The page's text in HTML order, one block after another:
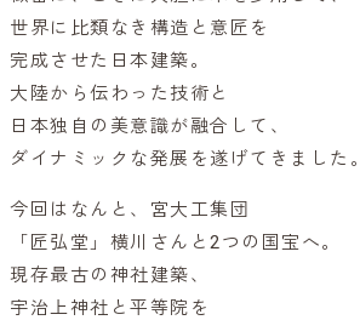
世界に比類なき構造と意匠を
完成させた日本建築。
大陸から伝わった技術と
日本独自の美意識が融合して、
ダイナミックな発展を遂げてきました。
今回はなんと、宮大工集団
「匠弘堂」横川さんと2つの国宝へ。
現存最古の神社建築、
宇治上神社と平等院を